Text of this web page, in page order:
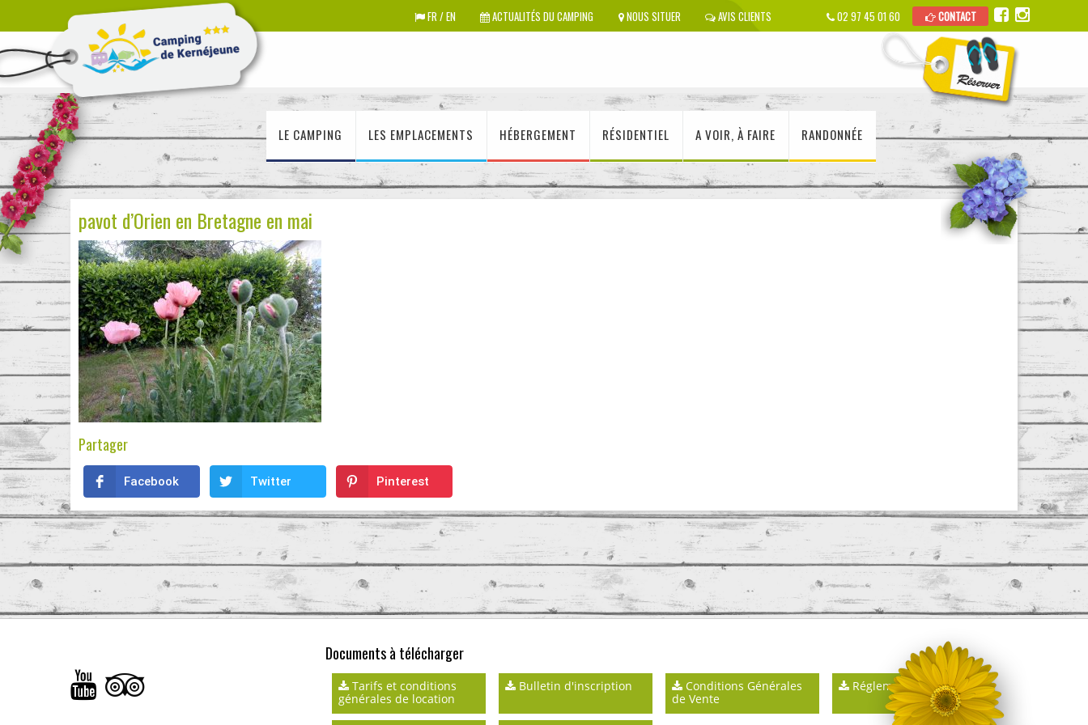
02 97 45 01 60 CONTACT
FR / EN ACTUALITÉS DU CAMPING NOUS SITUER AVIS CLIENTS
LE CAMPING LES EMPLACEMENTS HÉBERGEMENT RÉSIDENTIEL A VOIR, À FAIRE RANDONNÉE
pavot d’Orien en Bretagne en mai
Partager
Facebook Twitter Pinterest
Documents à télécharger
Tarifs et conditions
générales de location
Bulletin d'inscription
Conditions Générales
de Vente
Réglements intérieurs